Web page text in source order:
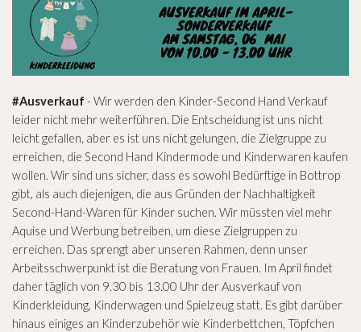
#Ausverkauf - Wir werden den Kinder-Second Hand Verkauf
leider nicht mehr weiterführen. Die Entscheidung ist uns nicht
leicht gefallen, aber es ist uns nicht gelungen, die Zielgruppe zu
erreichen, die Second Hand Kindermode und Kinderwaren kaufen
wollen. Wir sind uns sicher, dass es sowohl Bedürftige in Bottrop
gibt, als auch diejenigen, die aus Gründen der Nachhaltigkeit
Second-Hand-Waren für Kinder suchen. Wir müssten viel mehr
Aquise und Werbung betreiben, um diese Zielgruppen zu
erreichen. Das sprengt aber unseren Rahmen, denn unser
Arbeitsschwerpunkt ist die Beratung von Frauen. Im April findet
daher täglich von 9.30 bis 13.00 Uhr der Ausverkauf von
Kinderkleidung, Kinderwagen und Spielzeug statt. Es gibt darüber
hinaus einiges an Kinderzubehör wie Kinderbettchen, Töpfchen